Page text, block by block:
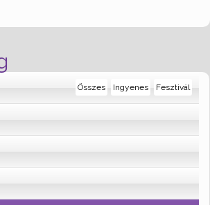
Fesztivál
Ingyenes
Összes